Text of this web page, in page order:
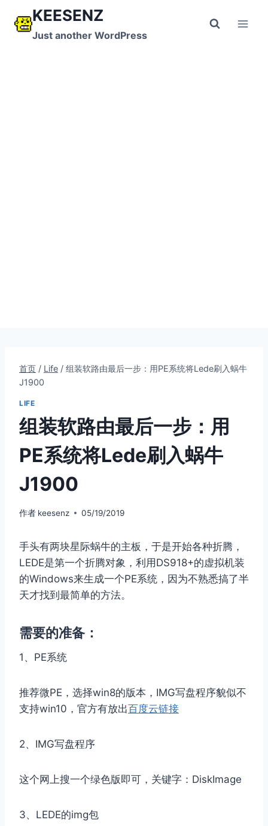
KEESENZ
Just another WordPress
首页 / Life / 组装软路由最后一步：用PE系统将Lede刷入蜗牛
J1900
LIFE
组装软路由最后一步：用
PE系统将Lede刷入蜗牛
J1900
作者 keesenz 05/19/2019
手头有两块星际蜗牛的主板，于是开始各种折腾，
LEDE是第一个折腾对象，利用DS918+的虚拟机装
的Windows来生成一个PE系统，因为不熟悉搞了半
天才找到最简单的方法。
需要的准备：
1、PE系统
推荐微PE，选择win8的版本，IMG写盘程序貌似不
支持win10，官方有放出百度云链接
2、IMG写盘程序
这个网上搜一个绿色版即可，关键字：DiskImage
3、LEDE的img包